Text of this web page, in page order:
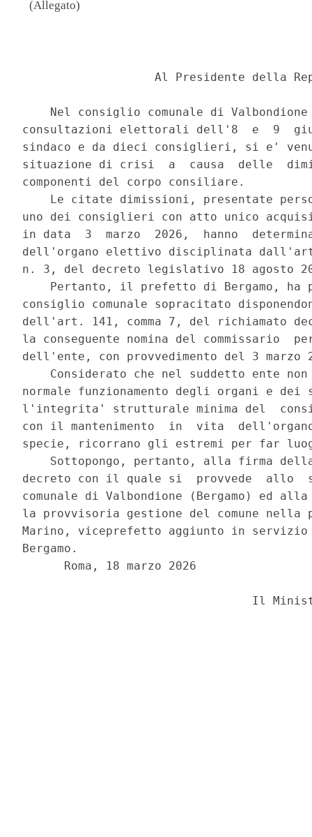
(Allegato)
Al Presidente della
Nel consiglio comunale di
consultazioni elettorali dell'8  e  9
sindaco e da dieci consiglieri, si e'
situazione di crisi  a  causa  delle
componenti del corpo consiliare.
Le citate dimissioni, presentate
uno dei consiglieri con atto unico
in data  3  marzo  2026,  hanno
dell'organo elettivo disciplinata
n. 3, del decreto legislativo 18 agosto
Pertanto, il prefetto di Bergamo, ha
consiglio comunale sopracitato
dell'art. 141, comma 7, del richiamato
la conseguente nomina del commissario
dell'ente, con provvedimento del 3 marzo
Considerato che nel suddetto ente
normale funzionamento degli organi e dei
l'integrita' strutturale minima del
con il mantenimento  in  vita
specie, ricorrano gli estremi per far
Sottopongo, pertanto, alla firma
decreto con il quale si  provvede  allo
comunale di Valbondione (Bergamo) ed
la provvisoria gestione del comune nella
Marino, viceprefetto aggiunto in
Bergamo.
      Roma, 18 marzo 2026